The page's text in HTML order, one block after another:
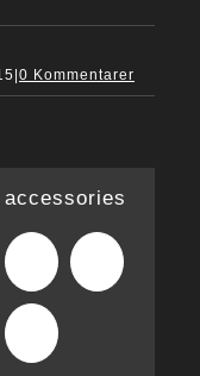
0 Kommentarer
WhatsAppTumblr
mail